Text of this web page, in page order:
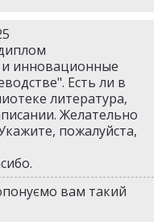
инновационные
Есть ли в
литература,
Желательно
пожалуйста,
вам такий